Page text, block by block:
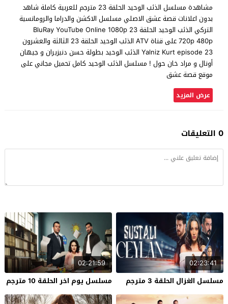
مشاهدة مسلسل الذئب الوحيد الحلقة 23 مترجم للعربية كاملة شاهد
بدون اعلانات قصة عشق الاصلي مسلسل الاكشن والدراما والرومانسية
التركي الذئب الوحيد الحلقة 23 BluRay YouTube Online 1080p
720p 480p على قناة ATV الذئب الوحيد الحلقة 23 الثالثة والعشرون
Yalniz Kurt episode 23 الذئب الوحيد بطولة حسن دنيزيران و جيهان
أونال و مراد خان حول ! مسلسل الذئب الوحيد كامل تحميل مجاني على
موقع قصة عشق
عرض المزيد
0 التعليقات
02:23:41
مسلسل الغزال الحلقة 3 مترجم
02:21:59
مسلسل يوم اخر الحلقة 10 مترجم